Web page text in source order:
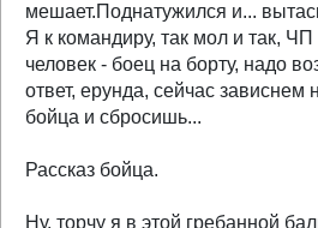
мешает.Поднатужился и...
Я к командиру, так мол и так,
человек - боец на борту, надо
ответ, ерунда, сейчас зависнем
бойца и сбросишь...
Рассказ бойца.
Ну, торчу я в этой гребанной